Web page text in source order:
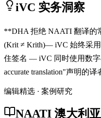
iVC 实务洞察
**DHA 拒绝 NAATI 翻译的
(Krit ≠ Krith)— iVC 始终采
住签名 — iVC 同时使用数字
accurate translation"声明的
编辑精选 · 案例研究
NAATI 澳大利